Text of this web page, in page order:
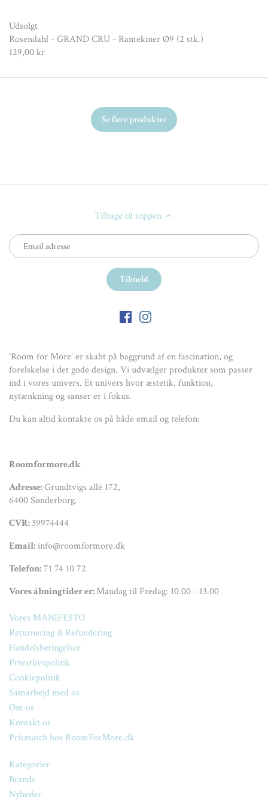
Udsolgt
Rosendahl - GRAND CRU - Ramekiner Ø9 (2 stk.)
129,00 kr
Se flere produkter
Tilbage til toppen
‘Room for More’ er skabt på baggrund af en fascination, og
forelskelse i det gode design. Vi udvælger produkter som passer
ind i vores univers. Et univers hvor æstetik, funktion,
nytænkning og sanser er i fokus.
Du kan altid kontakte os på både email og telefon:
Roomformore.dk
Adresse:Grundtvigs allé 172,
6400 Sønderborg.
CVR:39974444
Email:info@roomformore.dk
Telefon:71 74 10 72
Vores åbningtider er:Mandag til Fredag: 10.00 - 13.00
Vores MANIFESTO
Returnering & Refundering
Handelsbetingelser
Privatlivspolitik
Cookiepolitik
Samarbejd med os
Om os
Kontakt os
Prismatch hos RoomForMore.dk
Kategorier
Brands
Nyheder